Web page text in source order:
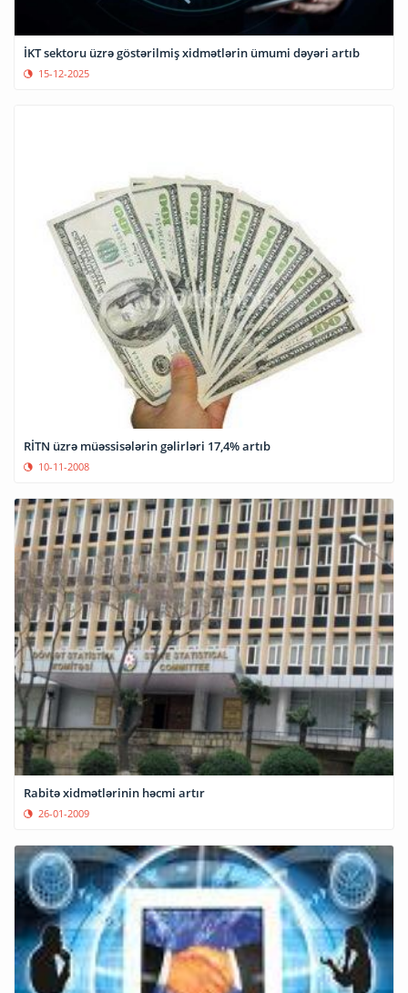
İKT sektoru üzrə göstərilmiş xidmətlərin ümumi dəyəri artıb
15-12-2025
RİTN üzrə müəssisələrin gəlirləri 17,4% artıb
10-11-2008
Rabitə xidmətlərinin həcmi artır
26-01-2009